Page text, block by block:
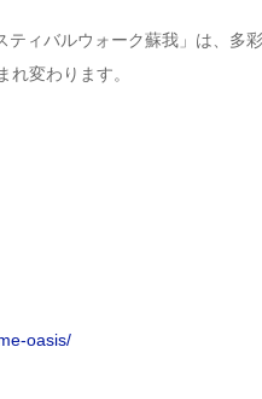
ティバルウォーク蘇我」は、
変わります。
oasis/